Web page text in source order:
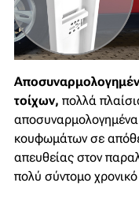
τοίχων, πολλά
αποσυναρμολογημένα
κουφωμάτων σε
απευθείας στον
πολύ σύντομο